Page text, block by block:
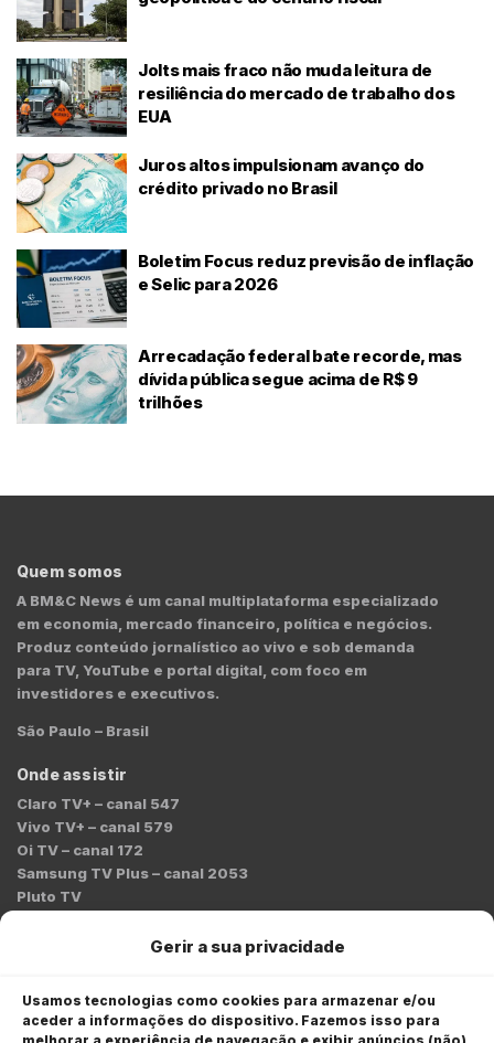
Gerir a sua privacidade
Usamos tecnologias como cookies para armazenar e/ou
aceder a informações do dispositivo. Fazemos isso para
Jolts mais fraco não muda leitura de
resiliência do mercado de trabalho dos
EUA
Juros altos impulsionam avanço do
crédito privado no Brasil
Boletim Focus reduz previsão de inflação
e Selic para 2026
Arrecadação federal bate recorde, mas
dívida pública segue acima de R$ 9
trilhões
Quem somos
A BM&C News é um canal multiplataforma especializado
em economia, mercado financeiro, política e negócios.
Produz conteúdo jornalístico ao vivo e sob demanda
para TV, YouTube e portal digital, com foco em
investidores e executivos.
São Paulo – Brasil
Onde assistir
Claro TV+ – canal 547
Vivo TV+ – canal 579
Oi TV – canal 172
Samsung TV Plus – canal 2053
Pluto TV
redacao@bmcnews.com.br
Comercial: